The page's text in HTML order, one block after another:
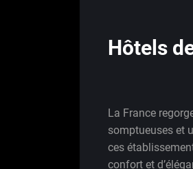
Hôtels
La France
somptueuses et
ces
confort et